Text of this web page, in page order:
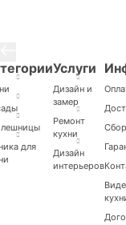
для
Услуги
Дизайн и
замер
Ремонт
кухни
Дизайн
интерьеров